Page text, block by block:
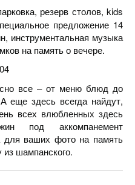
резерв столов, kids
предложение 14
инструментальная музыка
на память о вечере.
все – от меню блюд до
еще здесь всегда найдут,
всех влюбленных здесь
под аккомпанемент
для ваших фото на память
шампанского.